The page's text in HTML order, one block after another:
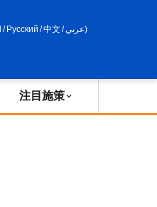
/ Русский /中文 /عربي)
注目施策